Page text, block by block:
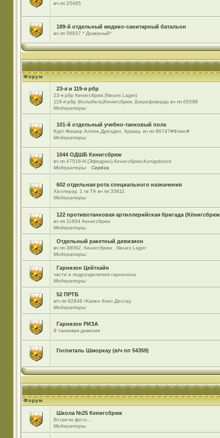
вч.пп 25495
189-й отдельный медико-санитарный батальон
вч пп 58837 * Докерный*
Форум
23-я и 119-я рбр
23-я рбр Кенигсбрюк (Neues Lager)
119-я рбр (Колыбель)Кенигсбрюк ,Бишофсверда вч пп 65598
Модераторы:
101-й отдельный учебно-танковый полк
Курт-Фишер Аллее,Дрезден, Кракау, вч пп 86747#Флюс#
Модераторы:
1044 ОДШБ Кенигсбрюк
вч пп 47518-Н,(Эфедрин),Кенигсбрюк,Konigsbruck
Модераторы:
Серёга
602 отдельная рота специального назначения
Хеллерау. 1 гв ТА вч пп 33811
Модераторы:
122 противотанковая артиллерийская бригада
вч пп 11604 Кенигсбрюк
Модераторы:
Отдельный ракетный дивизион
вч пп 38092, Кенигсбрюк , Neues Lager
Модераторы:
Гарнизон Цейтхайн
части и подразделения гарнизона
Модераторы:
52 ПРТБ
в/ч пп 92846 гКапен близ Дессау
Модераторы:
Гарнизон РИЗА
9 танковая дивизия
Госпиталь Шморкау (в/ч пп 54359)
Форум
Школа №25 Кенигсбрюк
Встречи,фото...
Модераторы: